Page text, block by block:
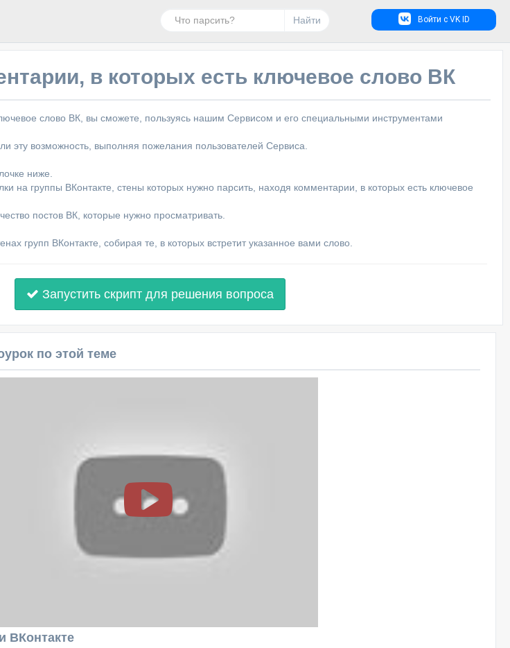
Войти с VK ID
Найти
в которых есть ключевое слово ВК
слово ВК, вы сможете, пользуясь нашим Сервисом и его специальными инструментами
эту возможность, выполняя пожелания пользователей Сервиса.
ниже.
на группы ВКонтакте, стены которых нужно парсить, находя комментарии, в которых есть ключевое
постов ВК, которые нужно просматривать.
групп ВКонтакте, собирая те, в которых встретит указанное вами слово.
Запустить скрипт для решения вопроса
по этой теме
ВКонтакте